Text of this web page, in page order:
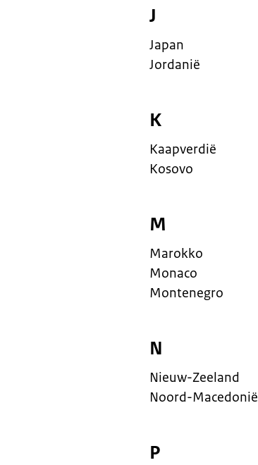
J
Japan
Jordanië
K
Kaapverdië
Kosovo
M
Marokko
Monaco
Montenegro
N
Nieuw-Zeeland
Noord-Macedonië
P